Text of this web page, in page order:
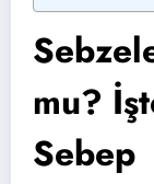
mu?
Sebep